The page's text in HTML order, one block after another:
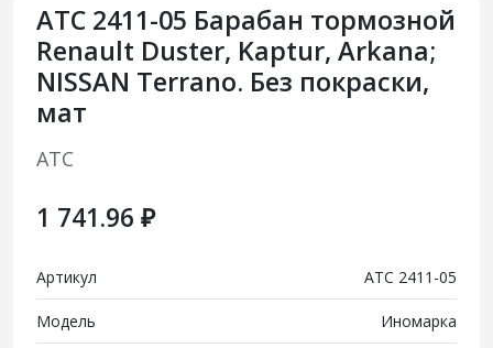
АТС 2411-05 Барабан тормозной
Renault Duster, Kaptur, Arkana;
NISSAN Terrano. Без покраски,
мат
АТС
1 741.96 ₽
Артикул АТС 2411-05
Модель Иномарка